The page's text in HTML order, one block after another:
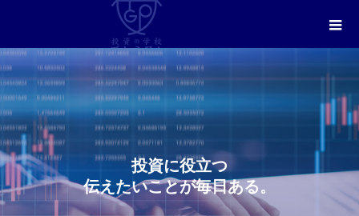
投資に役立つ
伝え たいことが毎日ある。